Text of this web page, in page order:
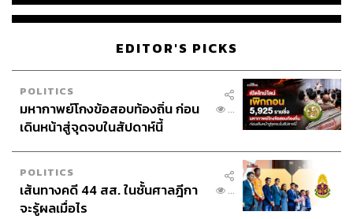
TAGS: พรรคเสรีรวมไทย
การประชุมร่วมรัฐสภา
สุริยะ จึงรุ่งเรืองกิจ
พรรคไทยสร้างไทย
พรรคประชาชาติ
พรรคเป็นธรรม
เลือกตั้ง 2566
พิจารณ์ เชาวพัฒนวงศ์
ปิติพงศ์ เต็มเจริญ
การจัดตั้งรัฐบาล
พรรคพลังสังคมใหม่
ชลน่าน ศรีแก้ว
พรรคเพื่อไทรวมพลัง
ม.112
กัณวีร์ สืบแสง
วสวรรธน์ พวงพรศรี
พรรคก้าวไกล
การเลือกนายกรัฐมนตรี
เสรีพิศุทธ์ เตมียเวส
ชัยธวัช ตุลาธน
สมาชิกวุฒิสภา (สว.)
อนุดิษฐ์ นาครทรรพ
สุพันธุ์ มงคลสุธี
EDITOR'S PICKS
POLITICS
มหากาพย์โกงข้อสอบท้องถิ่น ก่อน
เดินหน้าสู่จุดจบในสัปดาห์นี้
...
POLITICS
เส้นทางคดี 44 สส. ในชั้นศาลฎีกา
จะรู้ผลเมื่อไร
...